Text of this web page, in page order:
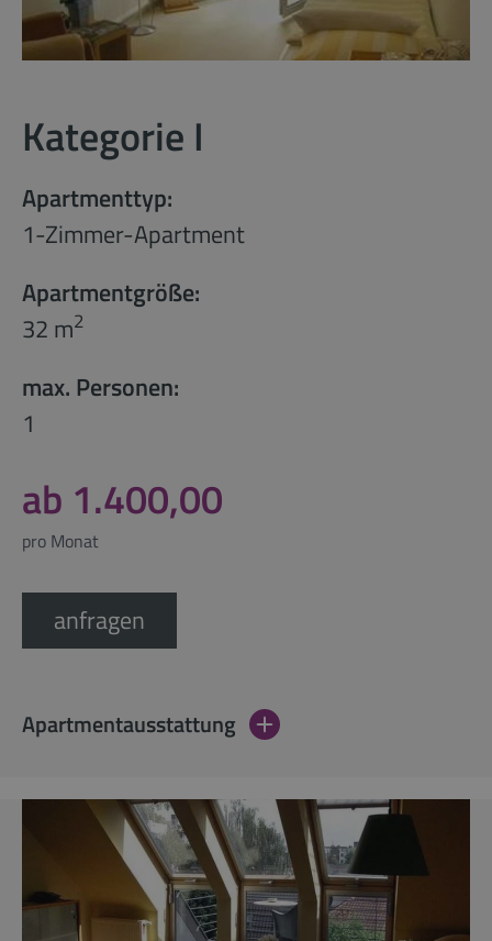
Kategorie I
Apartmenttyp:
1-Zimmer-Apartment
Apartmentgröße:
32 m2
max. Personen:
1
ab 1.400,00
pro Monat
anfragen
Apartmentausstattung